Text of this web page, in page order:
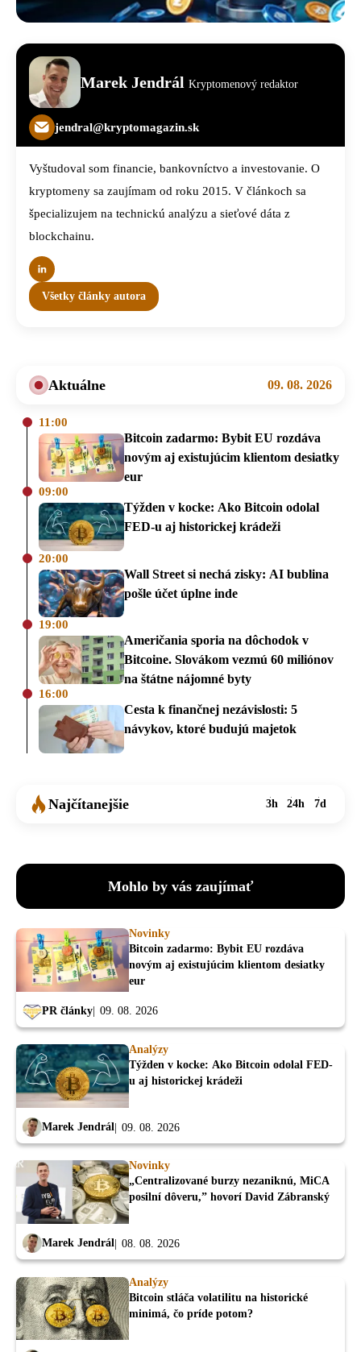
Marek Jendrál Kryptomenový redaktor
jendral@kryptomagazin.sk
Vyštudoval som financie, bankovníctvo a investovanie. O
kryptomeny sa zaujímam od roku 2015. V článkoch sa
špecializujem na technickú analýzu a sieťové dáta z
blockchainu.
Všetky články autora
Aktuálne 09. 08. 2026
11:00
Bitcoin zadarmo: Bybit EU rozdáva
novým aj existujúcim klientom desiatky
eur
09:00
Týžden v kocke: Ako Bitcoin odolal
FED-u aj historickej krádeži
20:00
Wall Street si nechá zisky: AI bublina
pošle účet úplne inde
19:00
Američania sporia na dôchodok v
Bitcoine. Slovákom vezmú 60 miliónov
na štátne nájomné byty
16:00
Cesta k finančnej nezávislosti: 5
návykov, ktoré budujú majetok
Najčítanejšie 3h 24h 7d
Mohlo by vás zaujímať
Novinky
Bitcoin zadarmo: Bybit EU rozdáva
novým aj existujúcim klientom desiatky
eur
PR články 09. 08. 2026
Analýzy
Týžden v kocke: Ako Bitcoin odolal FED-
u aj historickej krádeži
Marek Jendrál 09. 08. 2026
Novinky
„Centralizované burzy nezaniknú, MiCA
posilní dôveru,” hovorí David Zábranský
Marek Jendrál 08. 08. 2026
Analýzy
Bitcoin stláča volatilitu na historické
minimá, čo príde potom?